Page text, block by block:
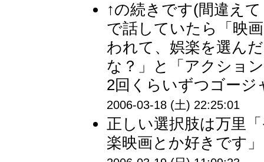
↑の続きです(間違え
で話していたら「映
われて、娯楽を選ん
な？」と「アクショ
2回くらいずつゴージ
2006-03-18 (土) 22:25:01
正しい選択肢は万里
楽映画とか好きです